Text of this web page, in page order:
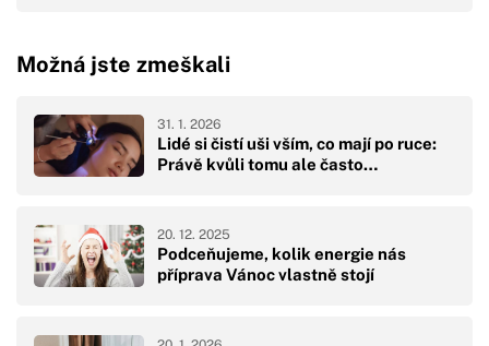
Možná jste zmeškali
Lidé si čistí uši vším, co mají po ruce:
Právě kvůli tomu ale často…
31. 1. 2026
Podceňujeme, kolik energie nás
příprava Vánoc vlastně stojí
20. 12. 2025